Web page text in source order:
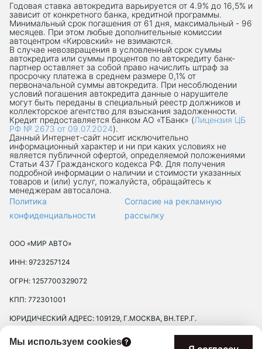
Мы используем cookies
Годовая ставка автокредита варьируется от 4.9% до 16,5% и
зависит от конкретного банка, кредитной программы.
Минимальный срок погашения от 61 дня, максимальный - 96
месяцев. При этом любые дополнительные комиссии
автоцентром «Кировский» не взимаются.
В случае невозвращения в условленный срок суммы
автокредита или суммы процентов по автокредиту банк-
партнер оставляет за собой право начислить штраф за
просрочку платежа в среднем размере 0,1% от
первоначальной суммы автокредита. При несоблюдении
условий погашения автокредита данные о нарушителе
могут быть переданы в специальный реестр должников и
коллекторское агентство для взыскания задолженности.
Кредит предоставляется банком АО «ТБанк» (Лицензия ЦБ
РФ № 2673 от 09.07.2024).
Данный Интернет-сaйт носит исключительно
информационный характер и ни при каких условиях не
является публичной офертой, определяемой положениями
Статьи 437 Гражданского кодекса РФ. Для получения
подробной информации о наличии и стоимости указанных
товаров и (или) услуг, пожалуйста, обращайтесь к
менеджерам автосалона.
Политика
конфиденциальности
Согласие на рекламную
рассылку
ООО «МИР АВТО»
ИНН: 9723257124
ОГРН: 1257700329072
КПП: 772301001
ЮРИДИЧЕСКИЙ АДРЕС: 109129, Г.МОСКВА, ВН.ТЕР.Г.
ТЕКСТИЛЬЩИКОВ, Д. 13, К. 2, ПОМЕЩ. 17/8П